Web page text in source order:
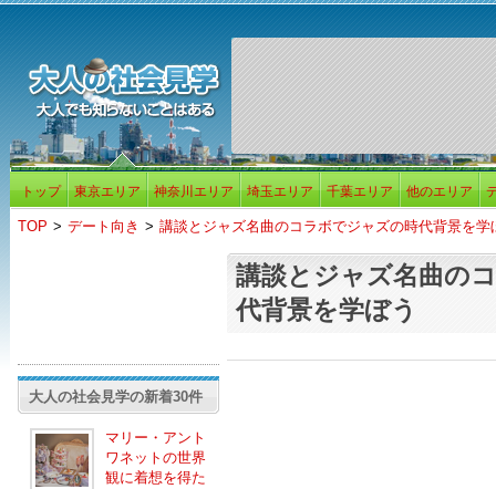
トップ 東京エリア 神奈川エリア 埼玉エリア 千葉エリア 他のエリア
TOP > デート向き > 講談とジャズ名曲のコラボでジャズの時代背景を学
大人の社会見学の新着30件
マリー・アント
ワネットの世界
観に着想を得た
講談とジャズ名曲の
代背景を学ぼう